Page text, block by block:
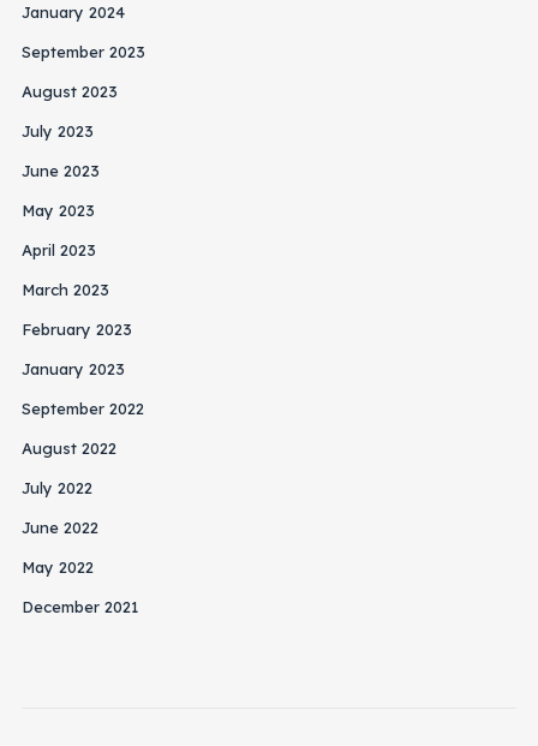
January 2024
September 2023
August 2023
July 2023
June 2023
May 2023
April 2023
March 2023
February 2023
January 2023
September 2022
August 2022
July 2022
June 2022
May 2022
December 2021